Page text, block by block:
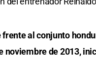
al conjunto
noviembre de 2013,